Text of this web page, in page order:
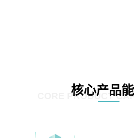
核心产品
CORE PRODUCT